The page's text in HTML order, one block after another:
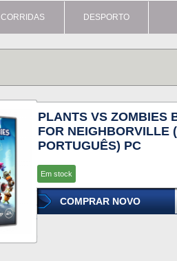
CORRIDAS DESPORTO
PLANTS VS ZOMBIES
FOR NEIGHBORVILLE
PORTUGUÊS) PC
Em stock
COMPRAR NOVO